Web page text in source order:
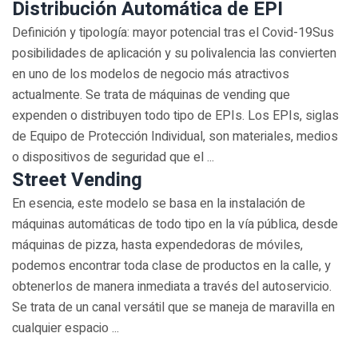
Distribución Automática de EPI
Definición y tipología: mayor potencial tras el Covid-19Sus
posibilidades de aplicación y su polivalencia las convierten
en uno de los modelos de negocio más atractivos
actualmente. Se trata de máquinas de vending que
expenden o distribuyen todo tipo de EPIs. Los EPIs, siglas
de Equipo de Protección Individual, son materiales, medios
o dispositivos de seguridad que el ...
Street Vending
En esencia, este modelo se basa en la instalación de
máquinas automáticas de todo tipo en la vía pública, desde
máquinas de pizza, hasta expendedoras de móviles,
podemos encontrar toda clase de productos en la calle, y
obtenerlos de manera inmediata a través del autoservicio.
Se trata de un canal versátil que se maneja de maravilla en
cualquier espacio ...